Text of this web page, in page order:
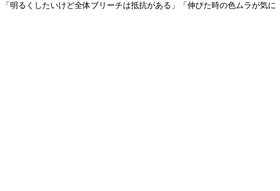
明るくしたいけど全体ブリーチは抵抗がある」「伸びた時の色ムラが気に